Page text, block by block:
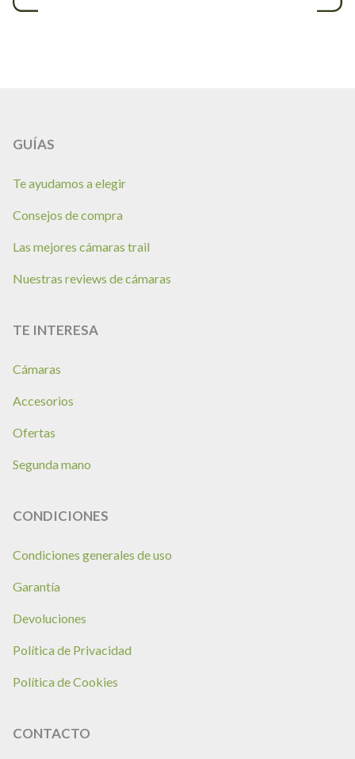
GUÍAS
Te ayudamos a elegir
Consejos de compra
Las mejores cámaras trail
Nuestras reviews de cámaras
TE INTERESA
Cámaras
Accesorios
Ofertas
Segunda mano
CONDICIONES
Condiciones generales de uso
Garantía
Devoluciones
Política de Privacidad
Política de Cookies
CONTACTO